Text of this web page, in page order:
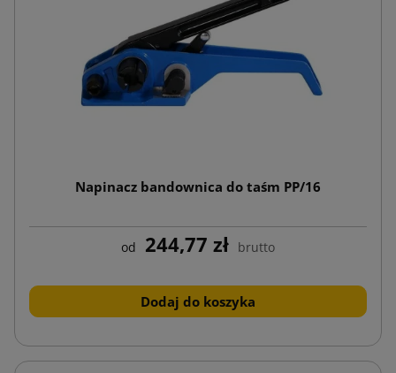
Napinacz bandownica do taśm PP/16
od 244,77 zł brutto
Dodaj do koszyka